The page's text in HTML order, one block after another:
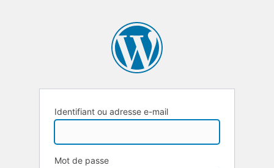
Identifiant ou adresse e-mail
Mot de passe